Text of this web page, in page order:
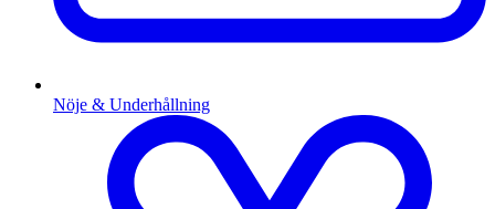
Nöje & Underhållning